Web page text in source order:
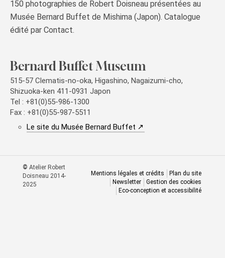
150 photographies de Robert Doisneau présentées au
Musée Bernard Buffet de Mishima (Japon). Catalogue
édité par Contact.
Bernard Buffet Museum
515-57 Clematis-no-oka, Higashino, Nagaizumi-cho,
Shizuoka-ken 411-0931 Japon
Tel : +81(0)55-986-1300
Fax : +81(0)55-987-5511
Le site du Musée Bernard Buffet (nouvelle fenêtre)
© Atelier Robert
Doisneau 2014-
2025
Mentions légales et crédits
Plan du site
Newsletter
Gestion des cookies
Eco-conception et accessibilité